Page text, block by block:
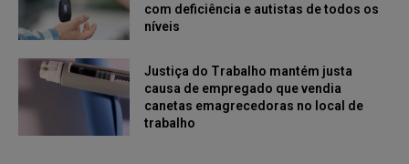
com deficiência e autistas de todos os
níveis
Justiça do Trabalho mantém justa
causa de empregado que vendia
canetas emagrecedoras no local de
trabalho